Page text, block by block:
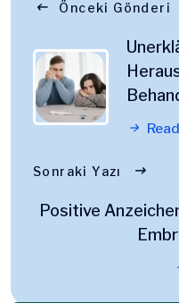
Önceki Gönderi
Sonraki Yazı
Positive